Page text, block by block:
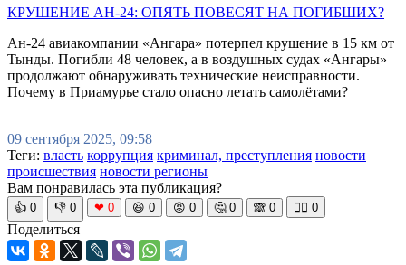
КРУШЕНИЕ АН-24: ОПЯТЬ ПОВЕСЯТ НА ПОГИБШИХ?
Ан-24 авиакомпании «Ангара» потерпел крушение в 15 км от
Тынды. Погибли 48 человек, а в воздушных судах «Ангары»
продолжают обнаруживать технические неисправности.
Почему в Приамурье стало опасно летать самолётами?
09 сентября 2025, 09:58
Теги: власть коррупция криминал, преступления новости
происшествия новости регионы
Вам понравилась эта публикация?
👍 0 👎 0 ❤ 0 😆 0 😡 0 🤔 0 🙈 0 🧘‍♀️ 0
Поделиться